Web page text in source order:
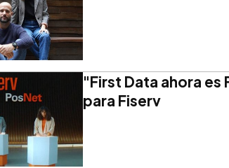
"First Data ahora es
para Fiserv